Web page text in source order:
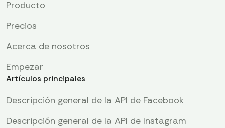
Producto
Precios
Acerca de nosotros
Empezar
Artículos principales
Descripción general de la API de Facebook
Descripción general de la API de Instagram